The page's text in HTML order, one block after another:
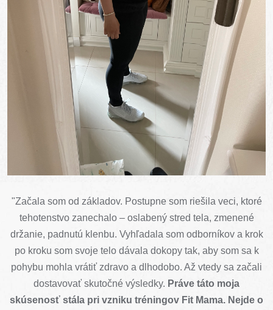
"Začala som od základov. Postupne som riešila veci, ktoré
tehotenstvo zanechalo – oslabený stred tela, zmenené
držanie, padnutú klenbu. Vyhľadala som odborníkov a krok
po kroku som svoje telo dávala dokopy tak, aby som sa k
pohybu mohla vrátiť zdravo a dlhodobo. Až vtedy sa začali
dostavovať skutočné výsledky. Práve táto moja
skúsenosť stála pri vzniku tréningov Fit Mama. Nejde o